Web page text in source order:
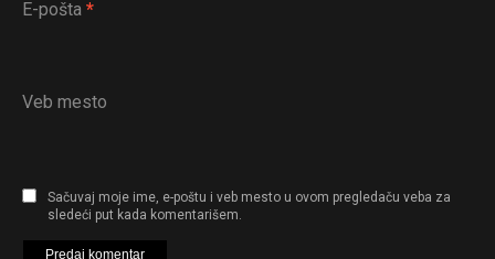
E-pošta *
Veb mesto
Sačuvaj moje ime, e-poštu i veb mesto u ovom pregledaču veba za
sledeći put kada komentarišem.